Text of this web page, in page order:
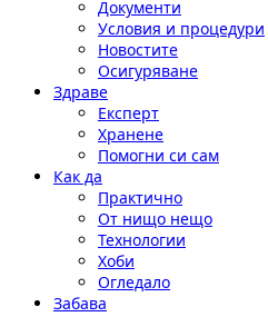
Документи
Условия и процедури
Новостите
Осигуряване
Здраве
Експерт
Хранене
Помогни си сам
Как да
Практично
От нищо нещо
Технологии
Хоби
Огледало
Забава